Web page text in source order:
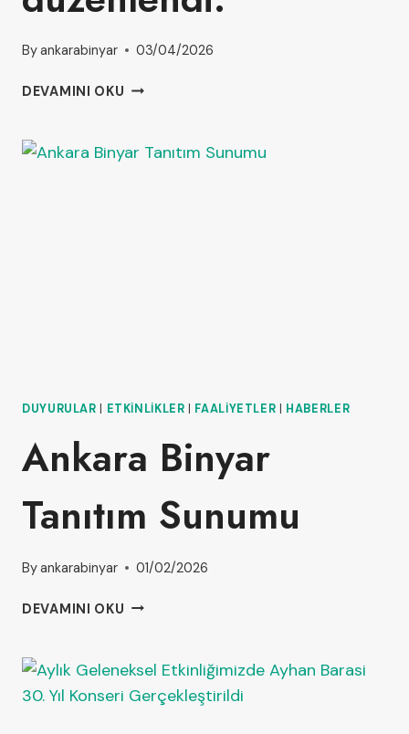
Byankarabinyar 03/04/2026
DEVAMINI OKU
DUYURULAR ETKINLIKLER FAALIYETLER HABERLER
Ankara Binyar
Tanıtım Sunumu
Byankarabinyar 01/02/2026
DEVAMINI OKU